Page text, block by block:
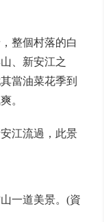
整個村落的白
、新安江之
當油菜花季到
。
江流過，此景
一道美景。(資